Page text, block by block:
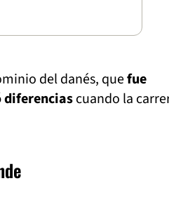
del danés, quefue
diferenciascuando la